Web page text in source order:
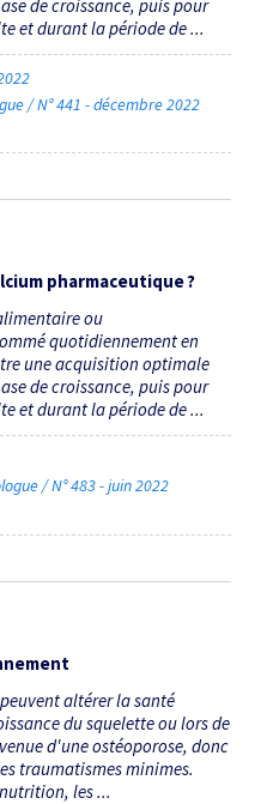
de croissance, puis pour
et durant la période de ...
/ N° 441 - décembre 2022
pharmaceutique ?
ou
quotidiennement en
une acquisition optimale
de croissance, puis pour
et durant la période de ...
/ N° 483 - juin 2022
altérer la santé
du squelette ou lors de
d'une ostéoporose, donc
traumatismes minimes.
les ...